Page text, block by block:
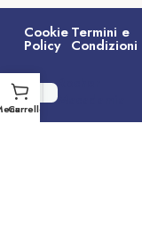
Cookie
Policy
Termini e
Condizioni
Carrello